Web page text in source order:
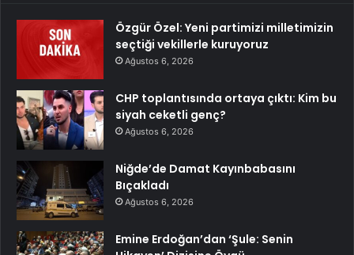
Özgür Özel: Yeni partimizi milletimizin
seçtiği vekillerle kuruyoruz
Ağustos 6, 2026
CHP toplantısında ortaya çıktı: Kim bu
siyah ceketli genç?
Ağustos 6, 2026
Niğde’de Damat Kayınbabasını
Bıçakladı
Ağustos 6, 2026
Emine Erdoğan’dan ‘Şule: Senin